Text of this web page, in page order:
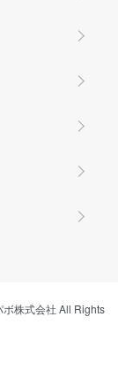
ボ株式会社 All Rights